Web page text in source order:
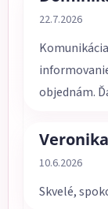
Hodnotenie
22.7.2026
objednám.
Veronika
Hodnotenie
10.6.2026
Skvelé,